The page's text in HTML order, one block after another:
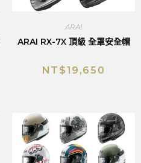
ARAI
ARAI RX-7X 頂級 全罩安全帽
NT$19,650